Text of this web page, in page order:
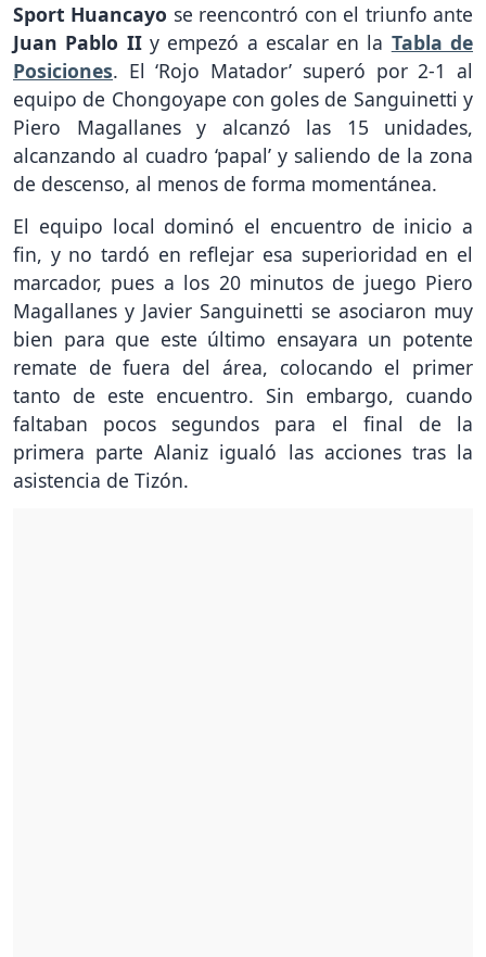
Sport Huancayo se reencontró con el triunfo ante
Juan Pablo IIy empezó a escalar en la Tabla de
Posiciones. El ‘Rojo Matador’ superó por 2-1 al
equipo de Chongoyape con goles de Sanguinetti y
Piero Magallanes y alcanzó las 15 unidades,
alcanzando al cuadro ‘papal’ y saliendo de la zona
de descenso, al menos de forma momentánea.
El equipo local dominó el encuentro de inicio a
fin, y no tardó en reflejar esa superioridad en el
marcador, pues a los 20 minutos de juego Piero
Magallanes y Javier Sanguinetti se asociaron muy
bien para que este último ensayara un potente
remate de fuera del área, colocando el primer
tanto de este encuentro. Sin embargo, cuando
faltaban pocos segundos para el final de la
primera parte Alaniz igualó las acciones tras la
asistencia de Tizón.